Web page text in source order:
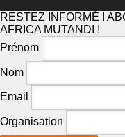
RESTEZ INFORMÉ !
AFRICA MUTANDI !
Prénom
Nom
Email
Organisation